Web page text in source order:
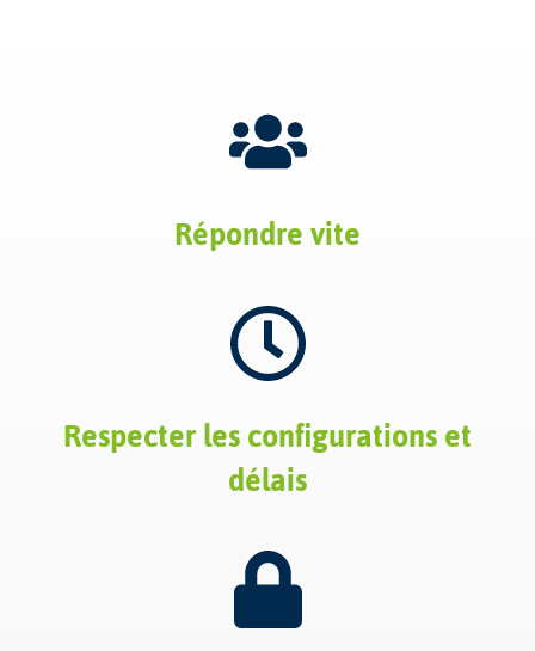
Répondre vite
Respecter les configurations et
délais